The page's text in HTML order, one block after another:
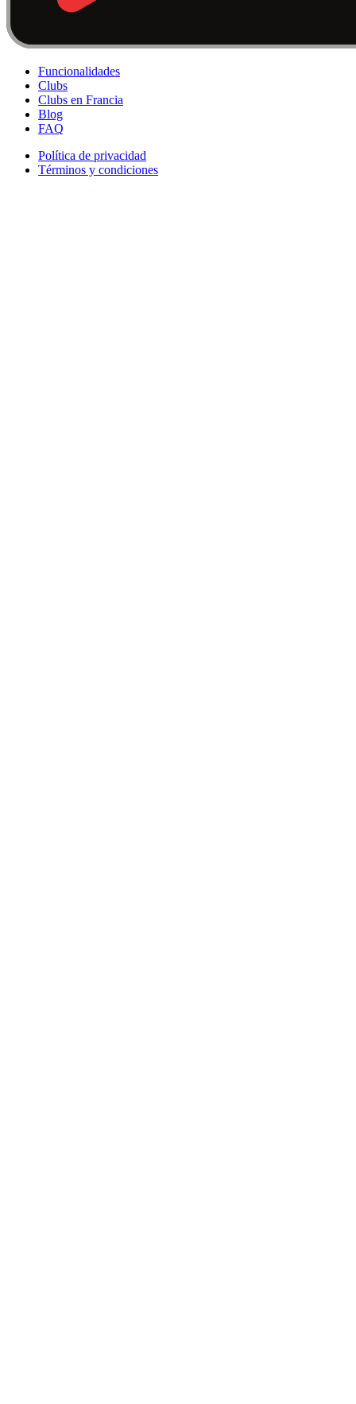
Funcionalidades
Clubs
Clubs en Francia
Blog
FAQ
Política de privacidad
Términos y condiciones